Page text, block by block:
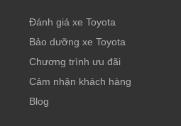
Đánh giá xe Toyota
Bảo dưỡng xe Toyota
Chương trình ưu đãi
Cảm nhận khách hàng
Blog